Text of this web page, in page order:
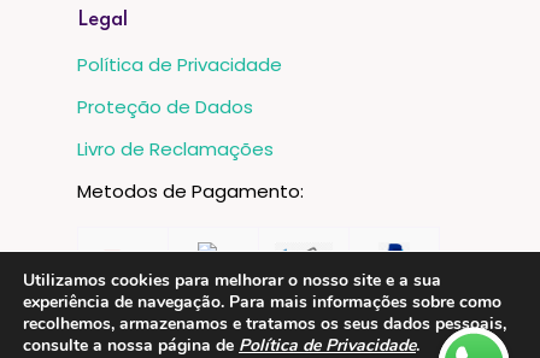
Legal
Política de Privacidade
Proteção de Dados
Livro de Reclamações
Metodos de Pagamento:
Utilizamos cookies para melhorar o nosso site e a sua
experiência de navegação. Para mais informações sobre como
recolhemos, armazenamos e tratamos os seus dados pessoais,
consulte a nossa página de Política de Privacidade.